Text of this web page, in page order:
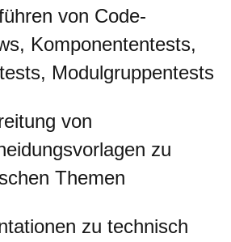
von Code-
Komponententests,
Modulgruppentests
von
zu
Themen
zu technisch